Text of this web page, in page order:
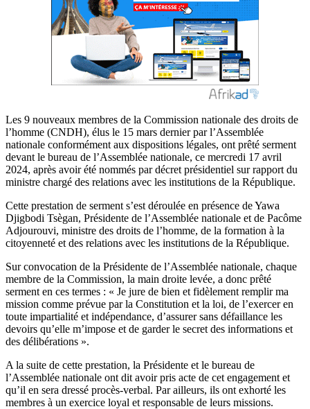
Les 9 nouveaux membres de la Commission nationale des droits de
l’homme (CNDH), élus le 15 mars dernier par l’Assemblée
nationale conformément aux dispositions légales, ont prêté serment
devant le bureau de l’Assemblée nationale, ce mercredi 17 avril
2024, après avoir été nommés par décret présidentiel sur rapport du
ministre chargé des relations avec les institutions de la République.
Cette prestation de serment s’est déroulée en présence de Yawa
Djigbodi Tsègan, Présidente de l’Assemblée nationale et de Pacôme
Adjourouvi, ministre des droits de l’homme, de la formation à la
citoyenneté et des relations avec les institutions de la République.
Sur convocation de la Présidente de l’Assemblée nationale, chaque
membre de la Commission, la main droite levée, a donc prêté
serment en ces termes : « Je jure de bien et fidèlement remplir ma
mission comme prévue par la Constitution et la loi, de l’exercer en
toute impartialité et indépendance, d’assurer sans défaillance les
devoirs qu’elle m’impose et de garder le secret des informations et
des délibérations ».
A la suite de cette prestation, la Présidente et le bureau de
l’Assemblée nationale ont dit avoir pris acte de cet engagement et
qu’il en sera dressé procès-verbal. Par ailleurs, ils ont exhorté les
membres à un exercice loyal et responsable de leurs missions.